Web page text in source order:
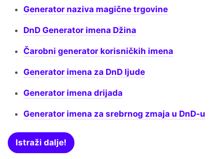
Generator naziva magične trgovine
DnD Generator imena Džina
Čarobni generator korisničkih imena
Generator imena za DnD ljude
Generator imena drijada
Generator imena za srebrnog zmaja u DnD-u
Istraži dalje!